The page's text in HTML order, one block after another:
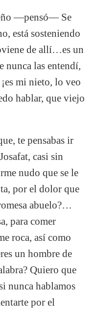
—pensó— Se
está sosteniendo
de allí…es un
nunca las entendí,
mi nieto, lo veo
hablar, que viejo
te pensabas ir
casi sin
nudo que se le
por el dolor que
abuelo?…
para comer
roca, así como
un hombre de
Quiero que
nunca hablamos
por el